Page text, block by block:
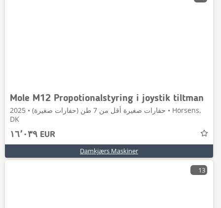
Mole M12 Propotionalstyring i joystik tiltman
حفارات صغيرة أقل من 7 طن (حفارات صغيرة) • 2025 • Horsens,
DK
١٦٬٠٣٩ EUR
Damkjærs Maskiner
13